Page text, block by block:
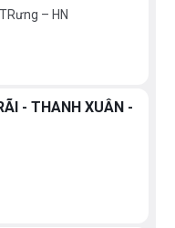
– HN
- THANH XUÂN -